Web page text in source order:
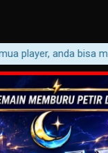
anda bisa